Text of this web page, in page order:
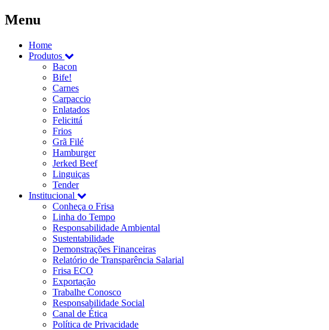
Menu
Home
Produtos
Bacon
Bife!
Carnes
Carpaccio
Enlatados
Felicittá
Frios
Grã Filé
Hamburger
Jerked Beef
Linguiças
Tender
Institucional
Conheça o Frisa
Linha do Tempo
Responsabilidade Ambiental
Sustentabilidade
Demonstrações Financeiras
Relatório de Transparência Salarial
Frisa ECO
Exportação
Trabalhe Conosco
Responsabilidade Social
Canal de Ética
Política de Privacidade